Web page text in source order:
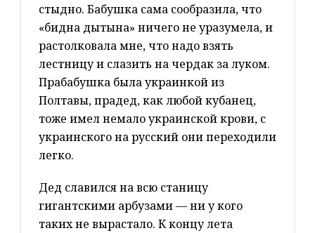
стыдно. Бабушка сама сообразила, что
«бидна дытына» ничего не уразумела, и
растолковала мне, что надо взять
лестницу и слазить на чердак за луком.
Прабабушка была украинкой из
Полтавы, прадед, как любой кубанец,
тоже имел немало украинской крови, с
украинского на русский они переходили
легко.
Дед славился на всю станицу
гигантскими арбузами — ни у кого
таких не вырастало. К концу лета